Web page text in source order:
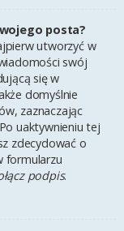
posta?
utworzyć w
swój
się w
domyślnie
zaznaczając
uaktywnieniu tej
zdecydować o
formularzu
podpis.